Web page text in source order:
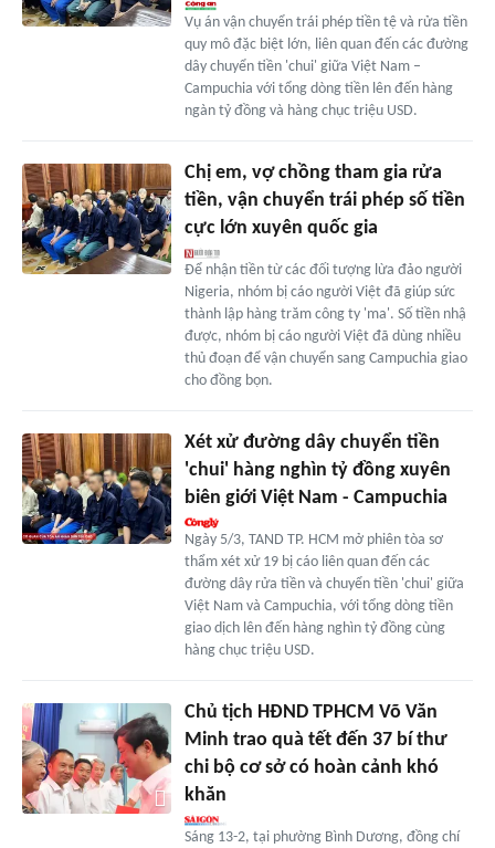
Vụ án vận chuyển trái phép tiền tệ và rửa tiền
quy mô đặc biệt lớn, liên quan đến các đường
dây chuyển tiền 'chui' giữa Việt Nam –
Campuchia với tổng dòng tiền lên đến hàng
ngàn tỷ đồng và hàng chục triệu USD.
Chị em, vợ chồng tham gia rửa
tiền, vận chuyển trái phép số tiền
cực lớn xuyên quốc gia
Để nhận tiền từ các đối tượng lừa đảo người
Nigeria, nhóm bị cáo người Việt đã giúp sức
thành lập hàng trăm công ty 'ma'. Số tiền nhậ
được, nhóm bị cáo người Việt đã dùng nhiều
thủ đoạn để vận chuyển sang Campuchia giao
cho đồng bọn.
Xét xử đường dây chuyển tiền
'chui' hàng nghìn tỷ đồng xuyên
biên giới Việt Nam - Campuchia
Ngày 5/3, TAND TP. HCM mở phiên tòa sơ
thẩm xét xử 19 bị cáo liên quan đến các
đường dây rửa tiền và chuyển tiền 'chui' giữa
Việt Nam và Campuchia, với tổng dòng tiền
giao dịch lên đến hàng nghìn tỷ đồng cùng
hàng chục triệu USD.
Chủ tịch HĐND TPHCM Võ Văn
Minh trao quà tết đến 37 bí thư
chi bộ cơ sở có hoàn cảnh khó
khăn
Sáng 13-2, tại phường Bình Dương, đồng chí